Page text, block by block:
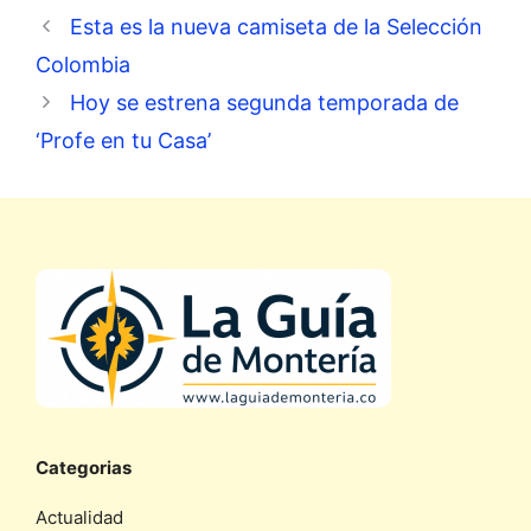
Esta es la nueva camiseta de la Selección
Colombia
Hoy se estrena segunda temporada de
‘Profe en tu Casa’
Categorias
Actualidad